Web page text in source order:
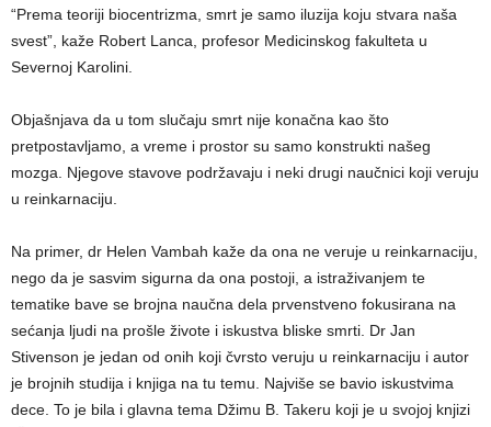
“Prema teoriji biocentrizma, smrt je samo iluzija koju stvara naša
svest”, kaže Robert Lanca, profesor Medicinskog fakulteta u
Severnoj Karolini.
Objašnjava da u tom slučaju smrt nije konačna kao što
pretpostavljamo, a vreme i prostor su samo konstrukti našeg
mozga. Njegove stavove podržavaju i neki drugi naučnici koji veruju
u reinkarnaciju.
Na primer, dr Helen Vambah kaže da ona ne veruje u reinkarnaciju,
nego da je sasvim sigurna da ona postoji, a istraživanjem te
tematike bave se brojna naučna dela prvenstveno fokusirana na
sećanja ljudi na prošle živote i iskustva bliske smrti. Dr Jan
Stivenson je jedan od onih koji čvrsto veruju u reinkarnaciju i autor
je brojnih studija i knjiga na tu temu. Najviše se bavio iskustvima
dece. To je bila i glavna tema Džimu B. Takeru koji je u svojoj knjizi